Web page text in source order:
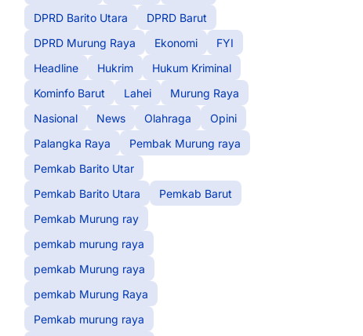
DPRD Barito Utara
DPRD Barut
DPRD Murung Raya
Ekonomi
FYI
Headline
Hukrim
Hukum Kriminal
Kominfo Barut
Lahei
Murung Raya
Nasional
News Olahraga
Opini
Palangka Raya
Pembak Murung raya
Pemkab Barito Utar
Pemkab Barito Utara
Pemkab Barut
Pemkab Murung ray
pemkab murung raya
pemkab Murung raya
pemkab Murung Raya
Pemkab murung raya